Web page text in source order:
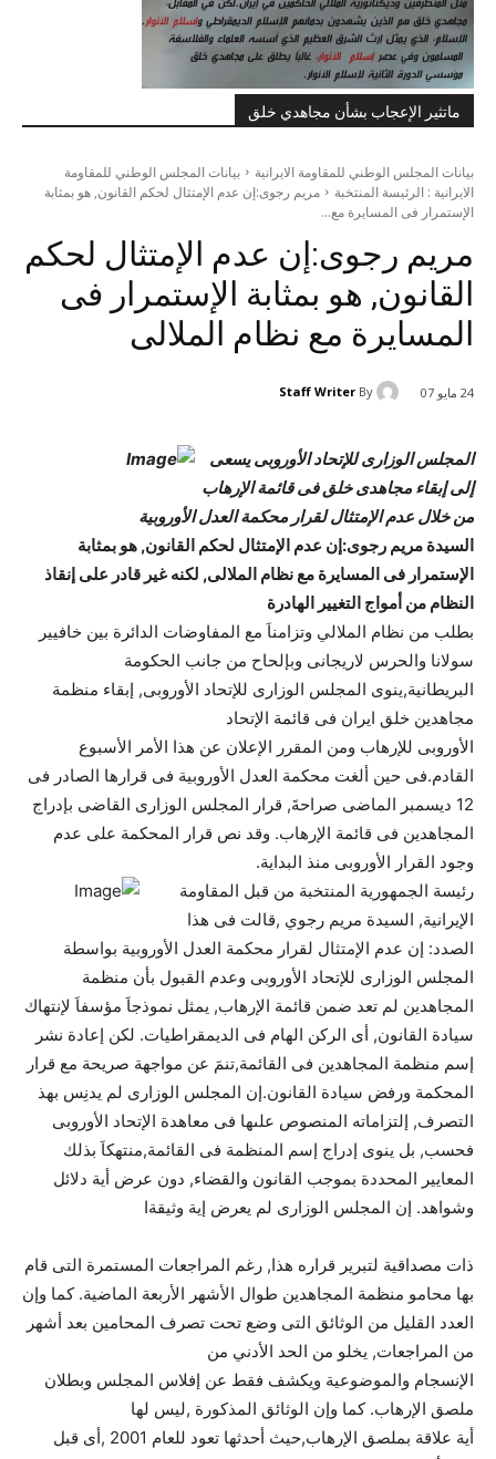
ماتثير الإعجاب بشأن مجاهدي خلق
بيانات المجلس الوطني للمقاومة الايرانية
بيانات المجلس الوطني للمقاومة
الايرانية : الرئيسة المنتخبة
مريم رجوى:إن عدم الإمتثال لحكم القانون, هو بمثابة
الإستمرار فى المسايرة مع...
مريم رجوى:إن عدم الإمتثال لحكم
القانون, هو بمثابة الإستمرار فى
المسايرة مع نظام الملالى
24 مايو 07 By
Staff Writer
المجلس الوزارى للإتحاد الأوروبى يسعى
إلى إبقاء مجاهدى خلق فى قائمة الإرهاب
من خلال عدم الإمتثال لقرار محكمة العدل الأوروبية
السيدة مريم رجوى:إن عدم الإمتثال لحكم القانون, هو بمثابة
الإستمرار فى المسايرة مع نظام الملالى, لكنه غير قادر على إنقاذ
النظام من أمواج التغيير الهادرة
بطلب من نظام الملالي وتزامناَ مع المفاوضات الدائرة بين خافيير
سولانا والحرس لاريجانى وبإلحاح من جانب الحكومة
البريطانية,ينوى المجلس الوزارى للإتحاد الأوروبى, إبقاء منظمة
مجاهدين خلق ايران فى قائمة الإتحاد
الأوروبى للإرهاب ومن المقرر الإعلان عن هذا الأمر الأسبوع
القادم.فى حين ألغت محكمة العدل الأوروبية فى قرارها الصادر فى
12 ديسمبر الماضى صراحةَ, قرار المجلس الوزارى القاضى بإدراج
المجاهدين فى قائمة الإرهاب. وقد نص قرار المحكمة على عدم
وجود القرار الأوروبى منذ البداية.
رئيسة الجمهورية المنتخبة من قبل المقاومة
الإيرانية, السيدة مريم رجوي ,قالت فى هذا
الصدد: إن عدم الإمتثال لقرار محكمة العدل الأوروبية بواسطة
المجلس الوزارى للإتحاد الأوروبى وعدم القبول بأن منظمة
المجاهدين لم تعد ضمن قائمة الإرهاب, يمثل نموذجاَ مؤسفاَ لإنتهاك
سيادة القانون, أى الركن الهام فى الديمقراطيات. لكن إعادة نشر
إسم منظمة المجاهدين فى القائمة,تنمَ عن مواجهة صريحة مع قرار
المحكمة ورفض سيادة القانون.إن المجلس الوزارى لم يدنِس بهذ
التصرف, إلتزاماته المنصوص علىها فى معاهدة الإتحاد الأوروبى
فحسب, بل ينوى إدراج إسم المنظمة فى القائمة,منتهكاَ بذلك
المعايير المحددة بموجب القانون والقضاء, دون عرض أية دلائل
وشواهد. إن المجلس الوزارى لم يعرض إية وثيقةا
ذات مصداقية لتبرير قراره هذا, رغم المراجعات المستمرة التى قام
بها محامو منظمة المجاهدين طوال الأشهر الأربعة الماضية. كما وإن
العدد القليل من الوثائق التى وضع تحت تصرف المحامين بعد أشهر
من المراجعات, يخلو من الحد الأدني من
الإنسجام والموضوعية ويكشف فقط عن إفلاس المجلس وبطلان
ملصق الإرهاب. كما وإن الوثائق المذكورة ,ليس لها
أية علاقة بملصق الإرهاب,حيث أحدثها تعود للعام 2001 ,أى قبل